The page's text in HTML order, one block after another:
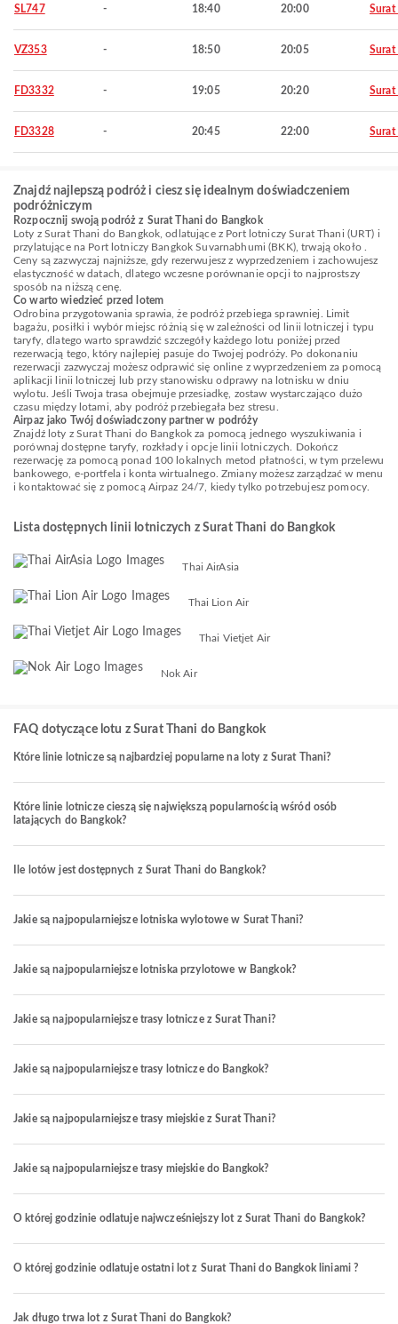
SL747 - 18:40 20:00 Surat
VZ353 - 18:50 20:05 Surat
FD3332 - 19:05 20:20 Surat
FD3328 - 20:45 22:00 Surat
Znajdź najlepszą podróż i ciesz się idealnym doświadczeniem
podróżniczym
Rozpocznij swoją podróż z Surat Thani do Bangkok
Loty z Surat Thani do Bangkok, odlatujące z Port lotniczy Surat Thani (URT) i
przylatujące na Port lotniczy Bangkok Suvarnabhumi (BKK), trwają około .
Ceny są zazwyczaj najniższe, gdy rezerwujesz z wyprzedzeniem i zachowujesz
elastyczność w datach, dlatego wczesne porównanie opcji to najprostszy
sposób na niższą cenę.
Co warto wiedzieć przed lotem
Odrobina przygotowania sprawia, że podróż przebiega sprawniej. Limit
bagażu, posiłki i wybór miejsc różnią się w zależności od linii lotniczej i typu
taryfy, dlatego warto sprawdzić szczegóły każdego lotu poniżej przed
rezerwacją tego, który najlepiej pasuje do Twojej podróży. Po dokonaniu
rezerwacji zazwyczaj możesz odprawić się online z wyprzedzeniem za pomocą
aplikacji linii lotniczej lub przy stanowisku odprawy na lotnisku w dniu
wylotu. Jeśli Twoja trasa obejmuje przesiadkę, zostaw wystarczająco dużo
czasu między lotami, aby podróż przebiegała bez stresu.
Airpaz jako Twój doświadczony partner w podróży
Znajdź loty z Surat Thani do Bangkok za pomocą jednego wyszukiwania i
porównaj dostępne taryfy, rozkłady i opcje linii lotniczych. Dokończ
rezerwację za pomocą ponad 100 lokalnych metod płatności, w tym przelewu
bankowego, e-portfela i konta wirtualnego. Zmiany możesz zarządzać w menu
i kontaktować się z pomocą Airpaz 24/7, kiedy tylko potrzebujesz pomocy.
Lista dostępnych linii lotniczych z Surat Thani do Bangkok
Thai AirAsia
Thai Lion Air
Thai Vietjet Air
Nok Air
FAQ dotyczące lotu z Surat Thani do Bangkok
Które linie lotnicze są najbardziej popularne na loty z Surat Thani?
Które linie lotnicze cieszą się największą popularnością wśród osób
latających do Bangkok?
Ile lotów jest dostępnych z Surat Thani do Bangkok?
Jakie są najpopularniejsze lotniska wylotowe w Surat Thani?
Jakie są najpopularniejsze lotniska przylotowe w Bangkok?
Jakie są najpopularniejsze trasy lotnicze z Surat Thani?
Jakie są najpopularniejsze trasy lotnicze do Bangkok?
Jakie są najpopularniejsze trasy miejskie z Surat Thani?
Jakie są najpopularniejsze trasy miejskie do Bangkok?
O której godzinie odlatuje najwcześniejszy lot z Surat Thani do Bangkok?
O której godzinie odlatuje ostatni lot z Surat Thani do Bangkok liniami ?
Jak długo trwa lot z Surat Thani do Bangkok?